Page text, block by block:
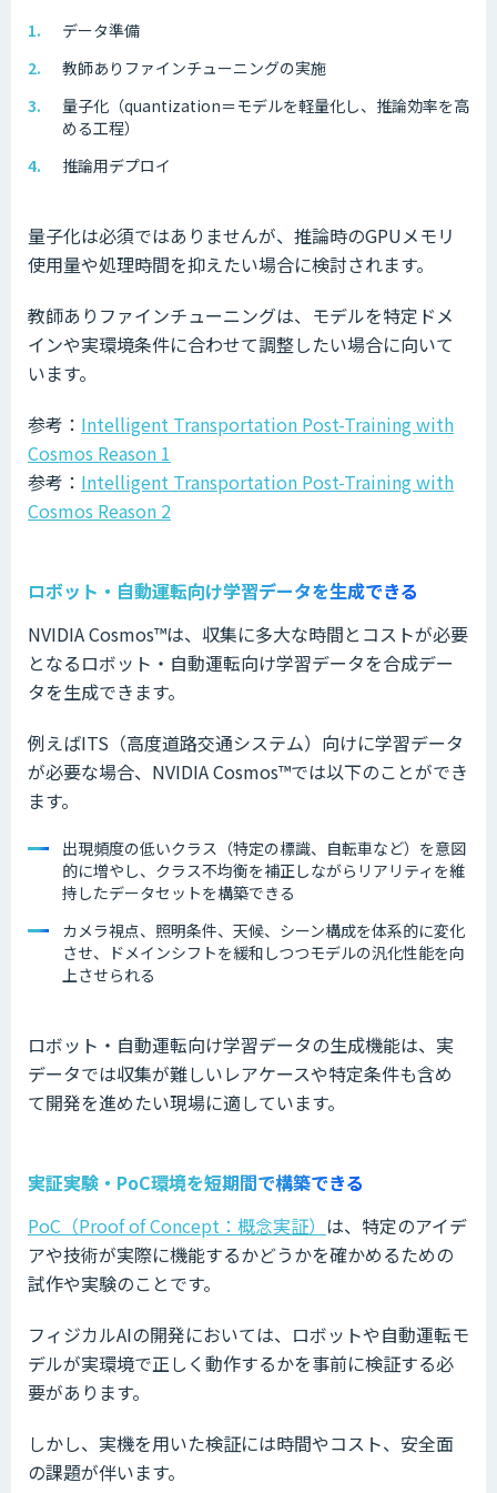
データ準備
教師ありファインチューニングの実施
量子化（quantization＝モデルを軽量化し、推論効率を高
める工程）
推論用デプロイ
量子化は必須ではありませんが、推論時のGPUメモリ
使用量や処理時間を抑えたい場合に検討されます。
教師ありファインチューニングは、モデルを特定ドメ
インや実環境条件に合わせて調整したい場合に向いて
います。
参考： Intelligent Transportation Post-Training with
Cosmos Reason 1
参考： Intelligent Transportation Post-Training with
Cosmos Reason 2
ロボット・自動運転向け学習データを生成できる
NVIDIA Cosmos™は、収集に多大な時間とコストが必要
となるロボット・自動運転向け学習データを合成デー
タを生成できます。
例えばITS（高度道路交通システム）向けに学習データ
が必要な場合、NVIDIA Cosmos™では以下のことができ
ます。
出現頻度の低いクラス（特定の標識、自転車など）を意図
的に増やし、クラス不均衡を補正しながらリアリティを維
持したデータセットを構築できる
カメラ視点、照明条件、天候、シーン構成を体系的に変化
させ、ドメインシフトを緩和しつつモデルの汎化性能を向
上させられる
ロボット・自動運転向け学習データの生成機能は、実
データでは収集が難しいレアケースや特定条件も含め
て開発を進めたい現場に適しています。
実証実験・PoC環境を短期間で構築できる
PoC（Proof of Concept：概念実証） は、特定のアイデ
アや技術が実際に機能するかどうかを確かめるための
試作や実験のことです。
フィジカルAIの開発においては、ロボットや自動運転モ
デルが実環境で正しく動作するかを事前に検証する必
要があります。
しかし、実機を用いた検証には時間やコスト、安全面
の課題が伴います。